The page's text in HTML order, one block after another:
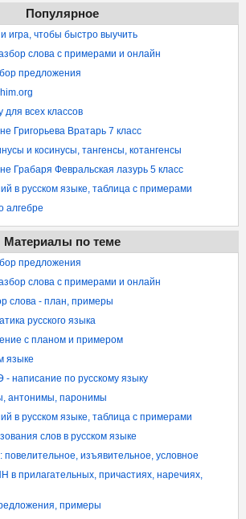
Популярное
игра, чтобы быстро выучить
слова с примерами и онлайн
предложения
всех классов
Григорьева Вратарь 7 класс
и косинусы, тангенсы, котангенсы
Грабаря Февральская лазурь 5 класс
в русском языке, таблица с примерами
алгебре
Материалы по теме
предложения
слова с примерами и онлайн
слова - план, примеры
русского языка
с планом и примером
языке
написание по русскому языку
антонимы, паронимы
в русском языке, таблица с примерами
слов в русском языке
повелительное, изъявительное, условное
в прилагательных, причастиях, наречиях,
примеры